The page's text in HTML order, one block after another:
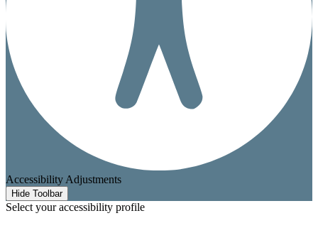
Accessibility Adjustments
Hide Toolbar
Select your accessibility profile